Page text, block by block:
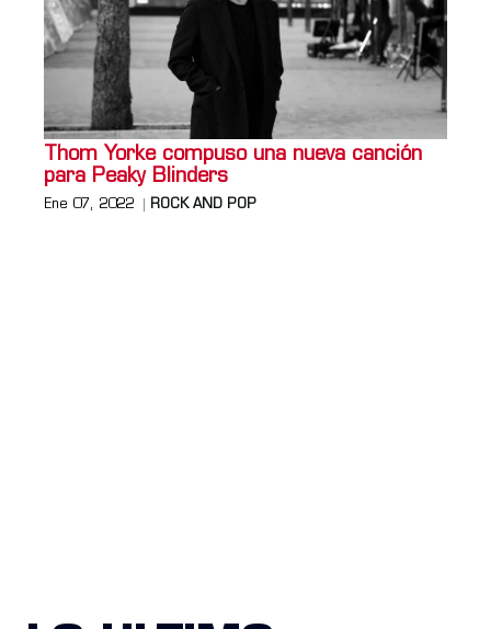
Thom Yorke compuso una nueva canción
para Peaky Blinders
Ene 07, 2022 ROCK AND POP